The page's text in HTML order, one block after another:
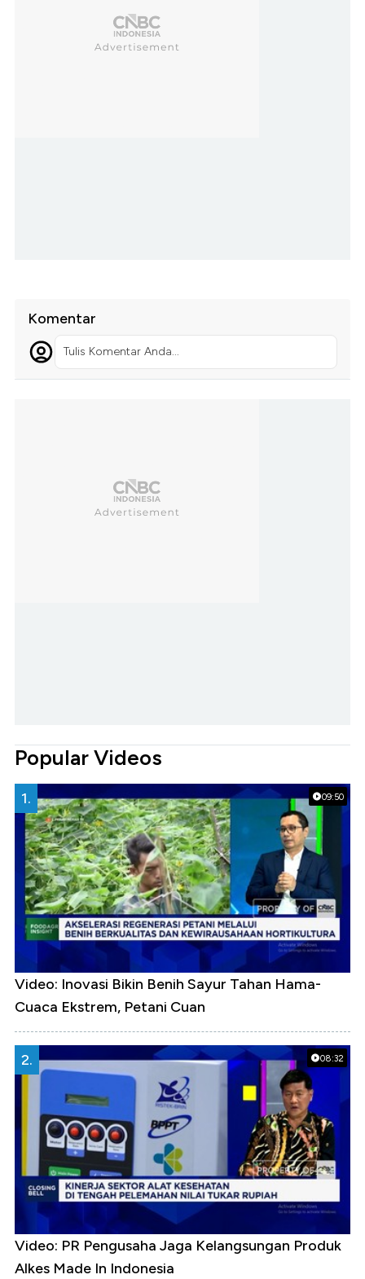
Komentar
Tulis Komentar Anda...
Popular Videos
09:50
1.
Video: Inovasi Bikin Benih Sayur Tahan Hama-
Cuaca Ekstrem, Petani Cuan
08:32
2.
Video: PR Pengusaha Jaga Kelangsungan Produk
Alkes Made In Indonesia